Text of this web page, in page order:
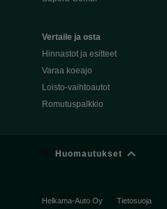
Vertaile ja osta
Hinnastot ja esitteet
Varaa koeajo
Loisto-vaihtoautot
Romutuspalkkio
Huomautukset
Helkama-Auto Oy Tietosuoja